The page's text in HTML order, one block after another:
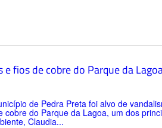
fios de cobre do Parque da
de Pedra Preta foi alvo de
do Parque da Lagoa, um dos
Claudia...